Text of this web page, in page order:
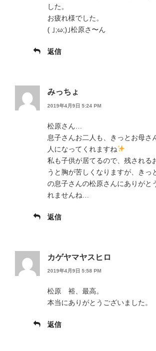
した。
お疲れ様でした。
( ｣;ω;)｣松原さ〜ん
返信
みっちょ
2019年4月9日 5:24 PM
松原さん…
息子さんお二人も、きっとお母さ
人になってくれますね
私も子供が居てるので、残される
うと胸が苦しくなりますが、きっ
の息子さんの松原さんにありがと
れませんね…
返信
カゲヤマヤスヒロ
2019年4月9日 5:58 PM
松原 裕、最高。
本当にありがとうございました。
返信